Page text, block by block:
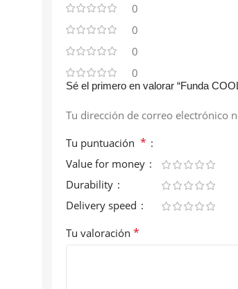
0
0
0
0
Sé el primero en valorar “Funda
Tu dirección de correo electrónico
Tu puntuación *
Value for money
Durability
Delivery speed
Tu valoración *